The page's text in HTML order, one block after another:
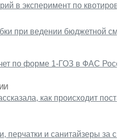
в эксперимент по
при ведении бюджетной
по форме 1-ГОЗ в ФАС
как происходит
перчатки и санитайзеры за